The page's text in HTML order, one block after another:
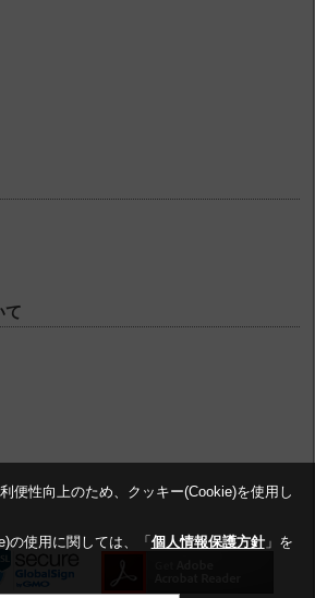
て
便性向上のため、クッキー(Cookie)を使用し
の使用に関しては、「 個人情報保護方針」を